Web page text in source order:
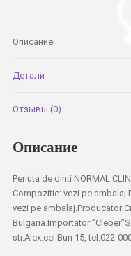
Описание
Детали
Отзывы (0)
Описание
Periuta de dinti NORMAL
Compozitie: vezi pe
vezi pe
str.Alex.cel Bun 15, tel:022-